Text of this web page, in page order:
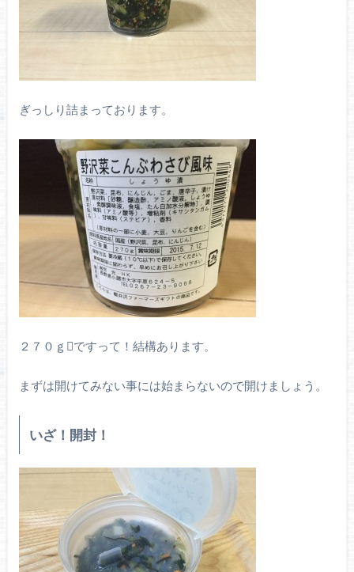
ぎっしり詰まっております。
２７０ｇですって！結構あります。
まずは開けてみない事には始まらないので開けましょう。
いざ！開封！